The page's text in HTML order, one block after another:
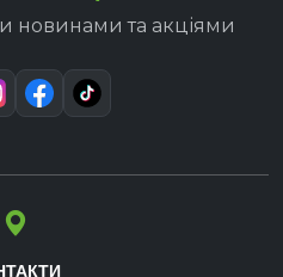
новинами та акціями